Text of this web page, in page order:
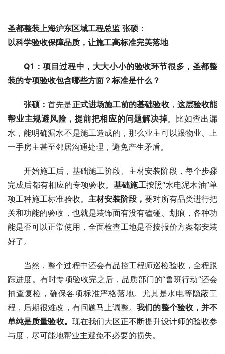
圣都整装上海沪东区域工程总监 张硕：
以科学验收保障品质，让施工高标准完美落地
Q1：项目过程中，大大小小的验收环节很多，圣都整
装的专项验收包含哪些方面？标准是什么？
张硕：首先是正式进场施工前的基础验收， 这层验收能
帮业主规避风险，提前把相应的问题解决掉。比如查出漏
水，能明确漏水不是施工造成的，那么业主可以跟物业、上
一手房主甚至邻居沟通处理，避免产生矛盾。
开始施工后，基础施工阶段、主材安装阶段，每个步骤
完成后都有相应的专项验收。 基础施工按照“水电泥木油”单
项工种施工标准验收。 主材安装阶段 ，要对所有品类进行把
关和功能的验收，也就是装饰面有没有磕碰、划痕，各种功
能是否可以正常使用，全面检查工地是否按报价方案都安装
好了。
当然，整个过程中还会有品控工程师巡检验收，全程跟
踪进度。有时专项验收完之后，品质部门的“鲁班行动”还会
抽查复检，确保各项标准严格落地。尤其是水电等隐蔽工
程，后期很难改，有问题马上调整。我们的整个验收， 并不
单纯是质量验收。 现在我们大区正不断提升设计师的验收参
与度，尽可能地帮业主避免不必要的损失。